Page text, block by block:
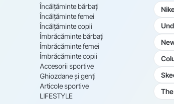
Încălțăminte bărbați
Încălțăminte femei
Încălțăminte copii
Îmbrăcăminte bărbați
Îmbrăcăminte femei
Îmbrăcăminte copii
Accesorii sportive
Ghiozdane și genți
Articole sportive
LIFESTYLE